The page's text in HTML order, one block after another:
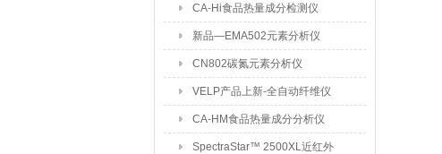
CA-Hi食品热量成分检测仪
新品—EMA502元素分析仪
CN802碳氮元素分析仪
VELP产品上新-全自动纤维仪
CA-HM食品热量成分分析仪
SpectraStar™ 2500XL近红外